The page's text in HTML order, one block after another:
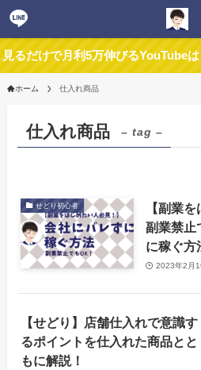
見るだけで月利5万伸びるYouTube
ホーム 仕入れ商品
仕入れ商品 – tag –
せどり初心者
【副業
副業禁止
に稼ぐ方
2023年2月
【せどり】店舗仕入れで意識す
るポイントを仕入れた商品とと
もに解説！